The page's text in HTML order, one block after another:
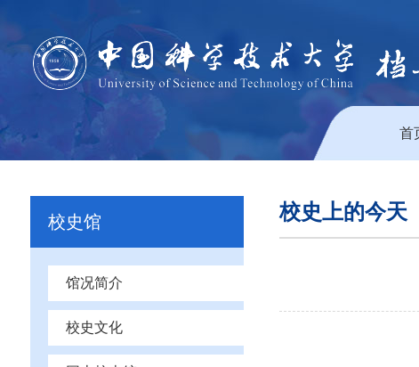
首
校史馆
馆况简介
校史文化
校史上的今天